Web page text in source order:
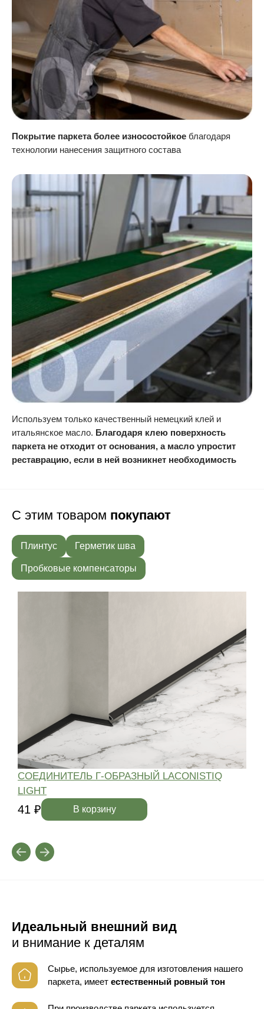
Покрытие паркета более износостойкое благодаря
технологии нанесения защитного состава
Используем только качественный немецкий клей и
итальянское масло. Благодаря клею поверхность
паркета не отходит от основания, а масло упростит
реставрацию, если в ней возникнет необходимость
С этим товаром покупают
Плинтус Герметик шва
Пробковые компенсаторы
СОЕДИНИТЕЛЬ Г-ОБРАЗНЫЙ LACONISTIQ
LIGHT
41 ₽ В корзину
Идеальный внешний вид
и внимание к деталям
Сырье, используемое для изготовления нашего
паркета, имеет естественный ровный тон